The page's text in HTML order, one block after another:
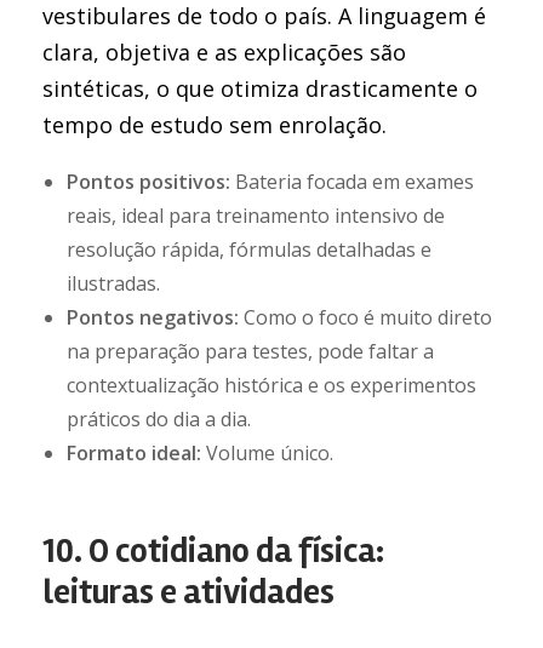
vestibulares de todo o país. A linguagem é
clara, objetiva e as explicações são
sintéticas, o que otimiza drasticamente o
tempo de estudo sem enrolação.
Pontos positivos: Bateria focada em exames
reais, ideal para treinamento intensivo de
resolução rápida, fórmulas detalhadas e
ilustradas.
Pontos negativos: Como o foco é muito direto
na preparação para testes, pode faltar a
contextualização histórica e os experimentos
práticos do dia a dia.
Formato ideal: Volume único.
10. O cotidiano da física:
leituras e atividades